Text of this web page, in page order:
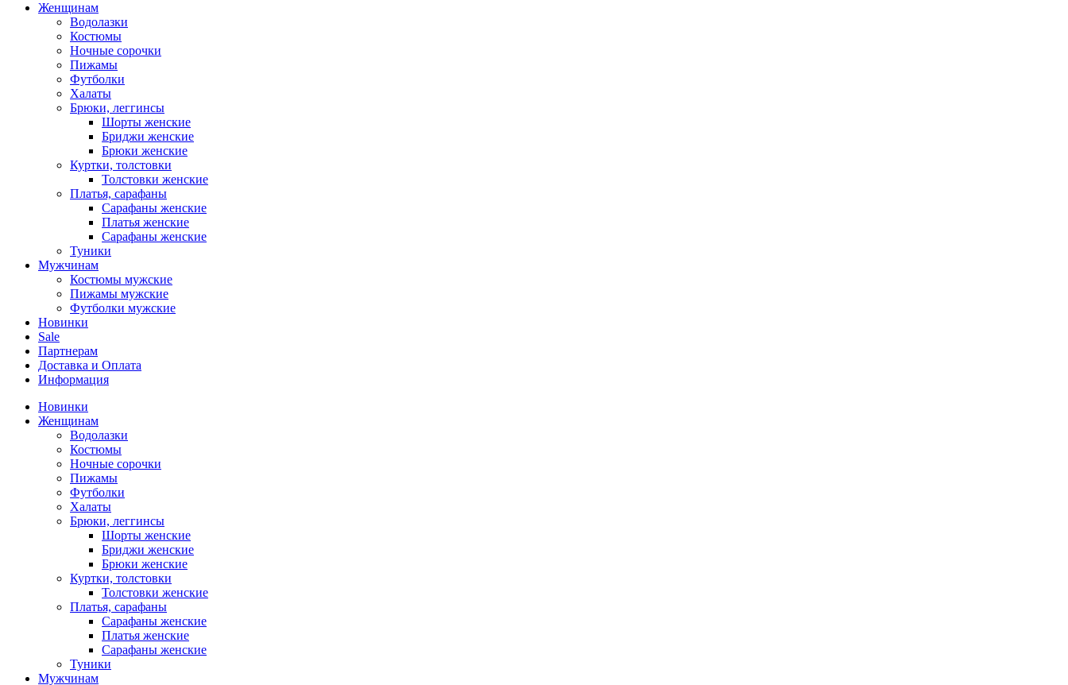
Женщинам
Водолазки
Костюмы
Ночные сорочки
Пижамы
Футболки
Халаты
Брюки, леггинсы
Шорты женские
Бриджи женские
Брюки женские
Куртки, толстовки
Толстовки женские
Платья, сарафаны
Сарафаны женские
Платья женские
Сарафаны женские
Туники
Мужчинам
Костюмы мужские
Пижамы мужские
Футболки мужские
Новинки
Sale
Партнерам
Доставка и Оплата
Информация
Новинки
Женщинам
Водолазки
Костюмы
Ночные сорочки
Пижамы
Футболки
Халаты
Брюки, леггинсы
Шорты женские
Бриджи женские
Брюки женские
Куртки, толстовки
Толстовки женские
Платья, сарафаны
Сарафаны женские
Платья женские
Сарафаны женские
Туники
Мужчинам